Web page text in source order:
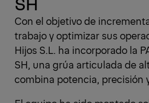
Con el objetivo de
trabajo y optimizar sus
Hijos S.L. ha incorporado la
SH, una grúa articulada de
combina potencia, precisión